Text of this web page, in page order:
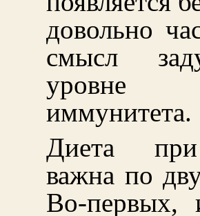
довольно
смысл
иммунитета.
Диета при
важна по
Во-первых,